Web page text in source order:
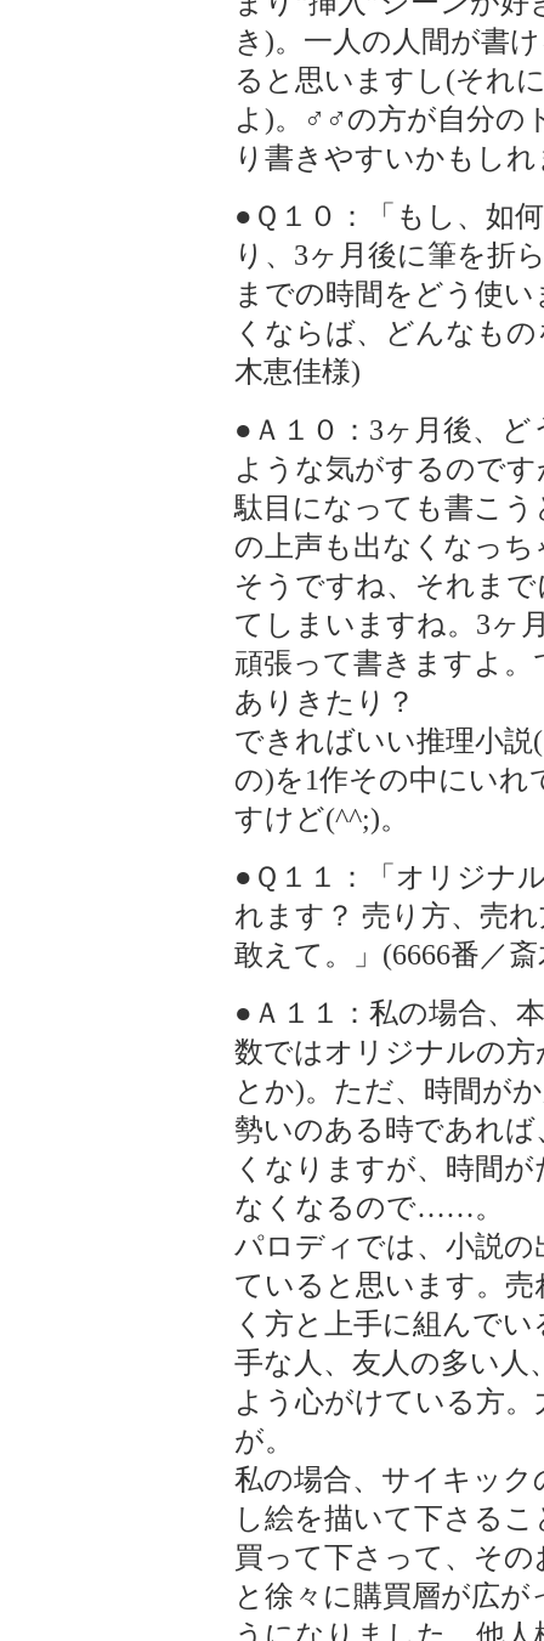
き)。一人の人間が書
ると思いますし(それ
よ)。♂♂の方が自分の
り書きやすいかもし
●Ｑ１０：「もし、如
り、3ヶ月後に筆を折
までの時間をどう使
くならば、どんなも
木恵佳様)
●Ａ１０：3ヶ月後、
ような気がするので
駄目になっても書こ
の上声も出なくなっ
そうですね、それま
てしまいますね。3ヶ
頑張って書きますよ
ありきたり？
できればいい推理小
の)を1作その中にい
すけど(^^;)。
●Ｑ１１：「オリジナ
れます？ 売り方、売
敢えて。」(6666番／
●Ａ１１：私の場合、
数ではオリジナルの
とか)。ただ、時間が
勢いのある時であれ
くなりますが、時間
なくなるので……。
パロディでは、小説
ていると思います。
く方と上手に組んで
手な人、友人の多い
よう心がけている方
が。
私の場合、サイキッ
し絵を描いて下さる
買って下さって、そ
と徐々に購買層が広